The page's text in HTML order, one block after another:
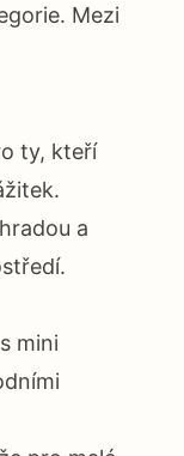
Mezi
ty, kteří
a
mini